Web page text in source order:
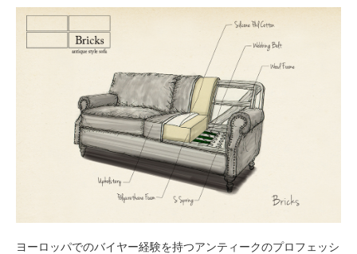
ヨーロッパでのバイヤー経験を持つアンティークのプロフェッシ